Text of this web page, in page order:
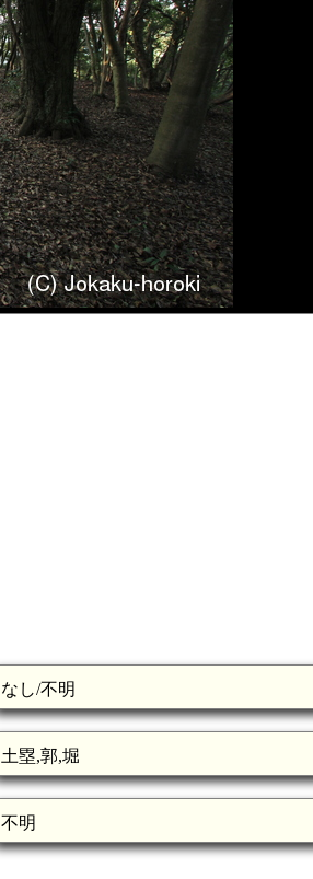
なし/不明
土塁,郭,堀
不明